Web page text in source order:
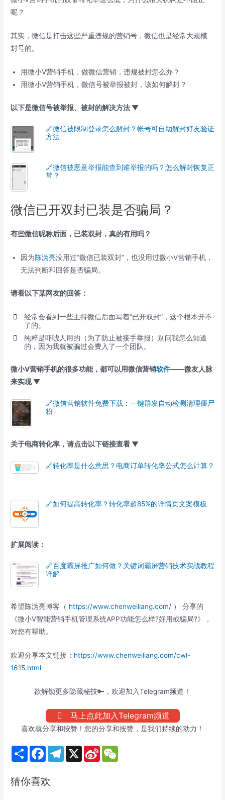
呢？
其实，微信是打击这些严重违规的营销号，微信也是经常大规模
封号的。
用微小V营销手机，做微信营销，违规被封怎么办？
用微小V营销手机，微信号被举报被封，该如何解封？
以下是微信号被举报、被封的解决方法 ▼
🔗微信被限制登录怎么解封？帐号可自助解封好友验证
方法
🔗微信被恶意举报能查到谁举报的吗？怎么解封恢复正
常？
微信已开双封已装是否骗局？
有些微信昵称后面，已装双封，真的有用吗？
因为陈沩亮没用过“微信已装双封”，也没用过微小V营销手机，
无法判断和回答是否骗局。
请看以下某网友的回答：
经常会看到一些主持微信后面写着“已开双封”，这个根本开不
了的。
纯粹是吓唬人用的（为了防止被接手举报）别问我怎么知道
的，因为我就被骗过会费入了一个团队。
微小V营销手机的很多功能，都可以用微信营销软件——微友人脉
来实现 ▼
🔗微信营销软件免费下载：一键群发自动检测清理僵尸
粉
关于电商转化率，请点击以下链接查看 ▼
🔗转化率是什么意思？电商订单转化率公式怎么计算？
🔗如何提高转化率？转化率超85%的详情页文案模板
扩展阅读：
🔗百度霸屏推广如何做？关键词霸屏营销技术实战教程
详解
希望陈沩亮博客（ https://www.chenweiliang.com/ ） 分享的
《微小V智能营销手机管理系统APP功能怎么样?好用或骗局?》，
对您有帮助。
欢迎分享本文链接： https://www.chenweiliang.com/cwl-
1615.html
欲解锁更多隐藏秘技🔑，欢迎加入Telegram频道！
马上点此加入Telegram频道
喜欢就分享和按赞！您的分享和按赞，是我们持续的动力！
S
h
e
F
b
T
X
S
猜你喜欢